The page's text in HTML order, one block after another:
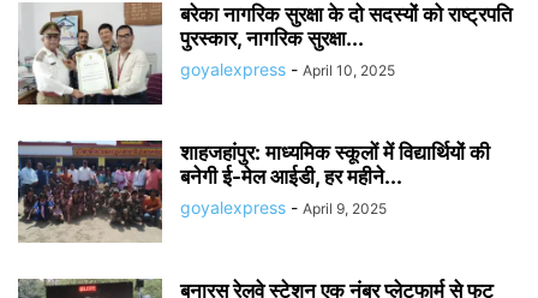
बरेका नागरिक सुरक्षा के दो सदस्यों को राष्ट्रपति
पुरस्कार, नागरिक सुरक्षा...
goyalexpress - April 10, 2025
शाहजहांपुर: माध्यमिक स्कूलाें में विद्यार्थियों की
बनेगी ई-मेल आईडी, हर महीने...
goyalexpress - April 9, 2025
बनारस रेलवे स्टेशन एक नंबर प्लेटफार्म से फुट